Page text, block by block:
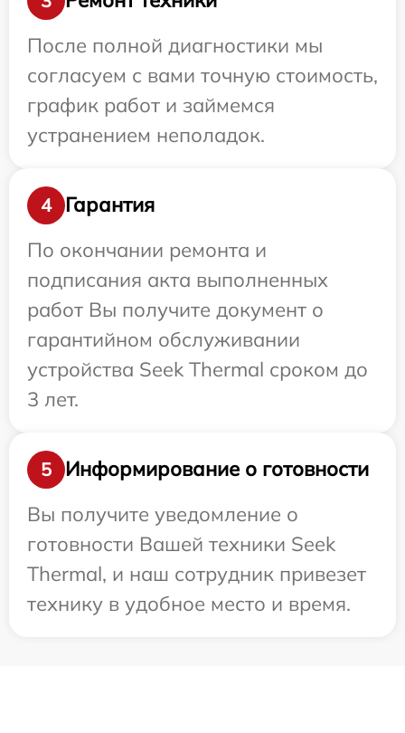
После полной диагностики мы
согласуем с вами точную стоимость,
график работ и займемся
устранением неполадок.
4
Гарантия
По окончании ремонта и
подписания акта выполненных
работ Вы получите документ о
гарантийном обслуживании
устройства Seek Thermal сроком до
3 лет.
5
Информирование о готовности
Вы получите уведомление о
готовности Вашей техники Seek
Thermal, и наш сотрудник привезет
технику в удобное место и время.